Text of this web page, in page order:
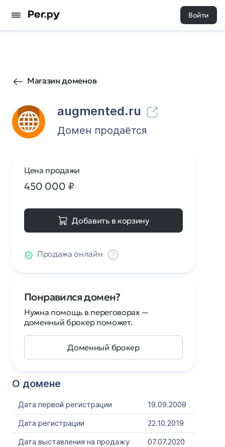
Войти
Магазин доменов
augmented.ru
139 0
Домен продаётся
О домене
Дата первой регистрации
19.09.2008
Дата регистрации
22.10.2019
Дата выставления на продажу
07.07.2020
Цена продажи
450 000 ₽
Добавить в корзину
Продажа онлайн
Понравился домен?
Нужна помощь в переговорах —
доменный брокер поможет.
Доменный брокер